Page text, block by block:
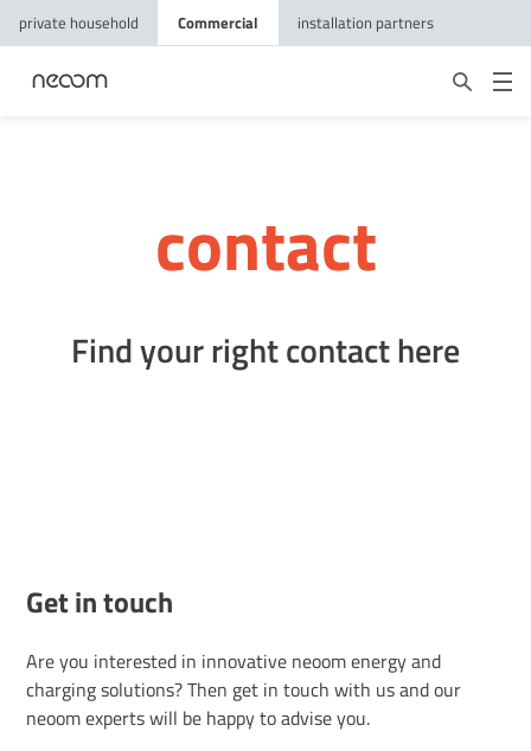
private household Commercial installation partners
contact
Find your right contact here
Get in touch
Are you interested in innovative neoom energy and
charging solutions? Then get in touch with us and our
neoom experts will be happy to advise you.